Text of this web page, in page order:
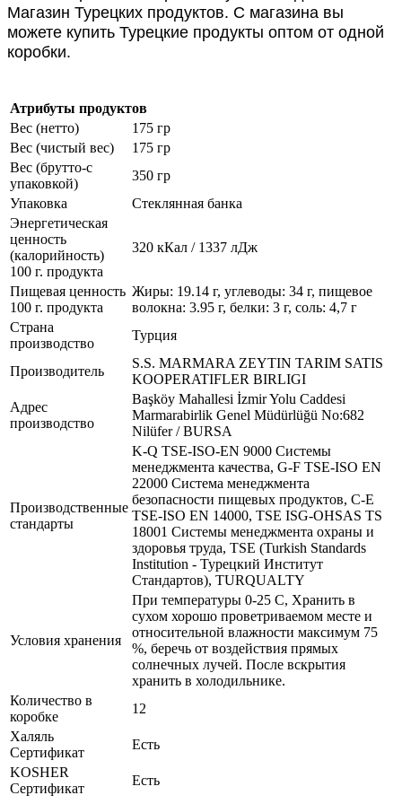
Магазин Турецких продуктов. С магазина вы
можете купить Турецкие продукты оптом от одной
коробки.
Атрибуты продуктов
Вес (нетто)
175 гр
Вес (чистый вес)
175 гр
Вес (брутто-с
упаковкой)
350 гр
Упаковка
Стеклянная банка
Энергетическая
ценность
(калорийность)
100 г. продукта
320 кКал / 1337 лДж
Пищевая ценность
100 г. продукта
Жиры: 19.14 г, углеводы: 34 г, пищевое
волокна: 3.95 г, белки: 3 г, соль: 4,7 г
Страна
производство
Турция
Производитель
S.S. MARMARA ZEYTIN TARIM SATIS
KOOPERATIFLER BIRLIGI
Адрес
производство
Başköy Mahallesi İzmir Yolu Caddesi
Marmarabirlik Genel Müdürlüğü No:682
Nilüfer / BURSA
Производственные
стандарты
K-Q TSE-ISO-EN 9000 Системы
менеджмента качества, G-F TSE-ISO EN
22000 Система менеджмента
безопасности пищевых продуктов, C-E
TSE-ISO EN 14000, TSE ISG-OHSAS TS
18001 Системы менеджмента охраны и
здоровья труда, TSE (Turkish Standards
Institution - Турецкий Институт
Стандартов), TURQUALTY
Условия хранения
При температуры 0-25 C, Хранить в
сухом хорошо проветриваемом месте и
относительной влажности максимум 75
%, беречь от воздействия прямых
солнечных лучей. После вскрытия
хранить в холодильнике.
Количество в
коробке
12
Халяль
Сертификат
Есть
KOSHER
Сертификат
Есть